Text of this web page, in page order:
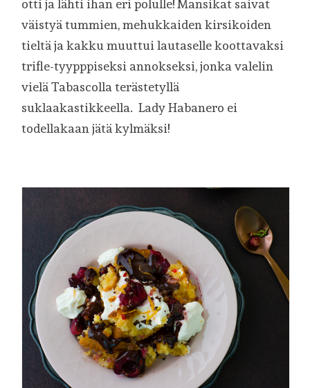
otti ja lähti ihan eri polulle! Mansikat saivat
väistyä tummien, mehukkaiden kirsikoiden
tieltä ja kakku muuttui lautaselle koottavaksi
trifle-tyypppiseksi annokseksi, jonka valelin
vielä Tabascolla terästetyllä
suklaakastikkeella. Lady Habanero ei
todellakaan jätä kylmäksi!